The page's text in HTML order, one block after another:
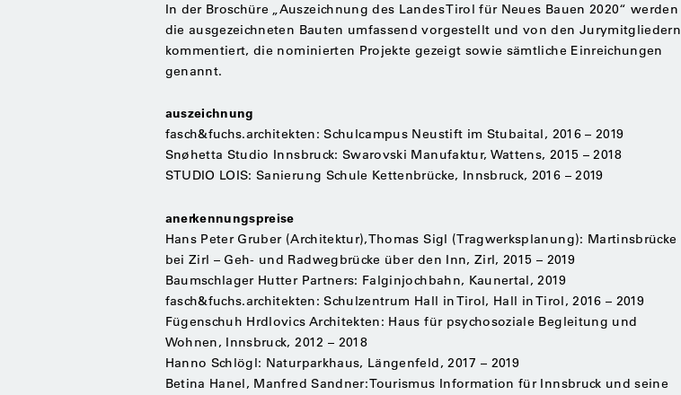
In der Broschüre „Auszeichnung des Landes Tirol für Neues Bauen 2020“ werden
die ausgezeichneten Bauten umfassend vorgestellt und von den Jurymitgliedern
kommentiert, die nominierten Projekte gezeigt sowie sämtliche Einreichungen
genannt.
auszeichnung
fasch&fuchs.architekten: Schulcampus Neustift im Stubaital, 2016 – 2019
Snøhetta Studio Innsbruck: Swarovski Manufaktur, Wattens, 2015 – 2018
STUDIO LOIS: Sanierung Schule Kettenbrücke, Innsbruck, 2016 – 2019
anerkennungspreise
Hans Peter Gruber (Architektur),Thomas Sigl (Tragwerksplanung): Martinsbrücke
bei Zirl – Geh- und Radwegbrücke über den Inn, Zirl, 2015 – 2019
Baumschlager Hutter Partners: Falginjochbahn, Kaunertal, 2019
fasch&fuchs.architekten: Schulzentrum Hall in Tirol, Hall in Tirol, 2016 – 2019
Fügenschuh Hrdlovics Architekten: Haus für psychosoziale Begleitung und
Wohnen, Innsbruck, 2012 – 2018
Hanno Schlögl: Naturparkhaus, Längenfeld, 2017 – 2019
Betina Hanel, Manfred Sandner: Tourismus Information für Innsbruck und seine